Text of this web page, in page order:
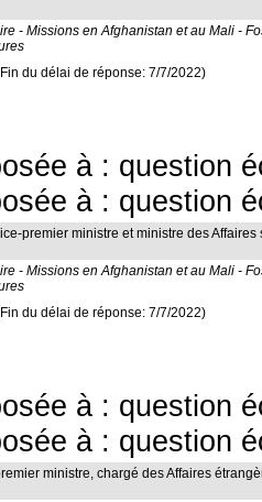
- Missions en Afghanistan et au Mali -
du délai de réponse: 7/7/2022)
à : question
à : question
premier ministre et ministre des
- Missions en Afghanistan et au Mali -
du délai de réponse: 7/7/2022)
à : question
à : question
ministre, chargé des Affaires